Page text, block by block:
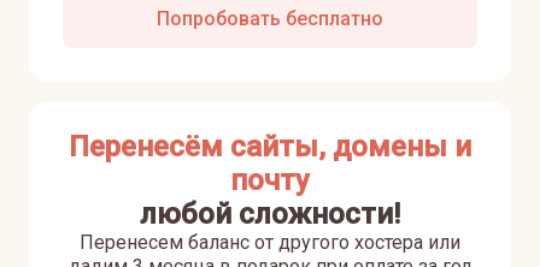
Попробовать бесплатно
Перенесём сайты, домены и
почту
любой сложности!
Перенесем баланс от другого хостера или